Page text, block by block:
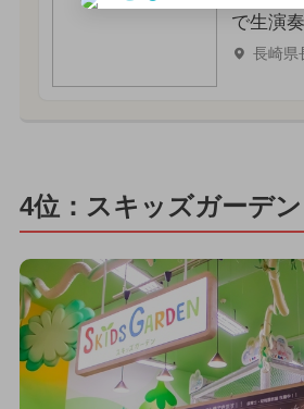
で生演
長崎県
4位：スキッズガーデ